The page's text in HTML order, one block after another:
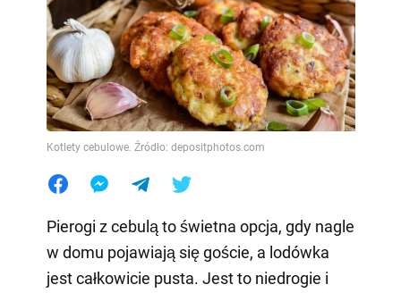
Kotlety cebulowe. Źródło: depositphotos.com
Pierogi z cebulą to świetna opcja, gdy nagle
w domu pojawiają się goście, a lodówka
jest całkowicie pusta. Jest to niedrogie i